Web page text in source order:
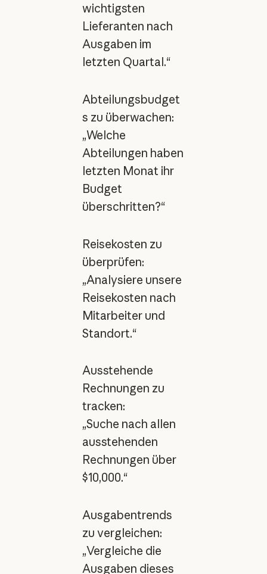
wichtigsten
Lieferanten nach
Ausgaben im
letzten Quartal.“
Abteilungsbudget
s zu überwachen:
„Welche
Abteilungen haben
letzten Monat ihr
Budget
überschritten?“
Reisekosten zu
überprüfen:
„Analysiere unsere
Reisekosten nach
Mitarbeiter und
Standort.“
Ausstehende
Rechnungen zu
tracken:
„Suche nach allen
ausstehenden
Rechnungen über
$10,000.“
Ausgabentrends
zu vergleichen:
„Vergleiche die
Ausgaben dieses